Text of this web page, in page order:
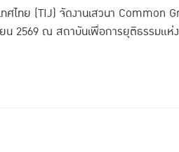
ศไทย (TIJ) จัดงานเสวนา Common
น 2569 ณ สถาบันเพื่อการยุติธรรมแห่ง